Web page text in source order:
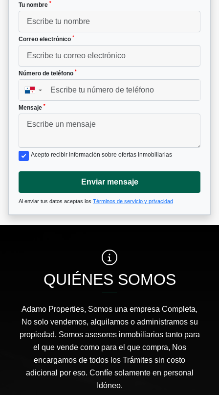
Tu nombre *
Correo electrónico *
Número de teléfono *
▼
Mensaje *
Acepto recibir información sobre ofertas inmobiliarias
Enviar mensaje
Al enviar tus datos aceptas los Términos de servicio y privacidad
QUIÉNES SOMOS
Adamo Properties, Somos una empresa Completa,
No solo vendemos, alquilamos o administramos su
propiedad, Somos asesores inmobiliarios tanto para
el que vende como para el que compra, Nos
encargamos de todos los Trámites sin costo
adicional por eso. Confíe solamente en personal
Idóneo.